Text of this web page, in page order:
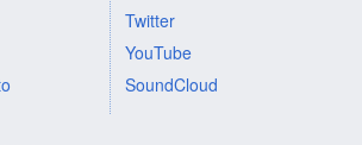
Twitter
YouTube
SoundCloud